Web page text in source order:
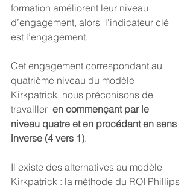
formation améliorent leur niveau
d’engagement, alors  l'indicateur clé
est l’engagement.
Cet engagement correspondant au
quatrième niveau du modèle
Kirkpatrick, nous préconisons de
travailler en commençant par le
niveau quatre et en procédant en sens
inverse (4 vers 1).
Il existe des alternatives au modèle
Kirkpatrick : la méthode du ROI Phillips